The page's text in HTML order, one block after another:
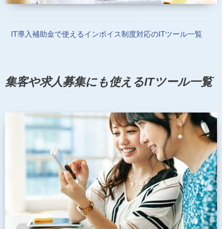
IT導入補助金で使えるインボイス制度対応のITツール一覧
集客や求人募集にも使えるITツール一覧